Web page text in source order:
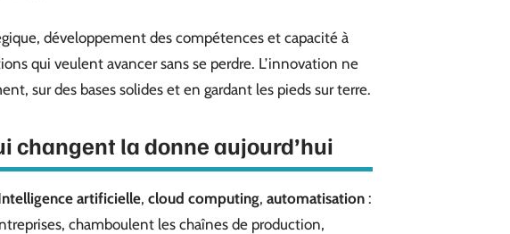
développement des compétences et capacité à
qui veulent avancer sans se perdre. L’innovation ne
sur des bases solides et en gardant les pieds sur terre.
changent la donne aujourd’hui
artificielle, cloud computing, automatisation :
chamboulent les chaînes de production,